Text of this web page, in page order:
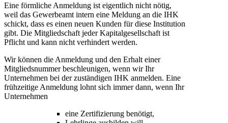
Eine förmliche Anmeldung ist eigentlich nicht nötig,
weil das Gewerbeamt intern eine Meldung an die IHK
schickt, dass es einen neuen Kunden für diese Institution
gibt. Die Mitgliedschaft jeder Kapitalgesellschaft ist
Pflicht und kann nicht verhindert werden.
Wir können die Anmeldung und den Erhalt einer
Mitgliedsnummer beschleunigen, wenn wir Ihr
Unternehmen bei der zuständigen IHK anmelden. Eine
frühzeitige Anmeldung lohnt sich immer dann, wenn Ihr
Unternehmen
eine Zertifizierung benötigt,